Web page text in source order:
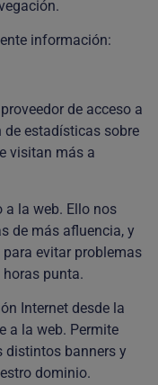
información:
de acceso a
de estadísticas sobre
visitan más a
a la web. Ello nos
de más afluencia, y
evitar problemas
punta.
Internet desde la
a la web. Permite
distintos banners y
dominio.